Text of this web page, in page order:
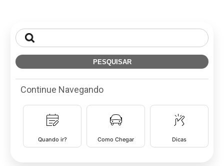
Pesquisar
por:
Continue Navegando
Quando ir? Como Chegar Dicas